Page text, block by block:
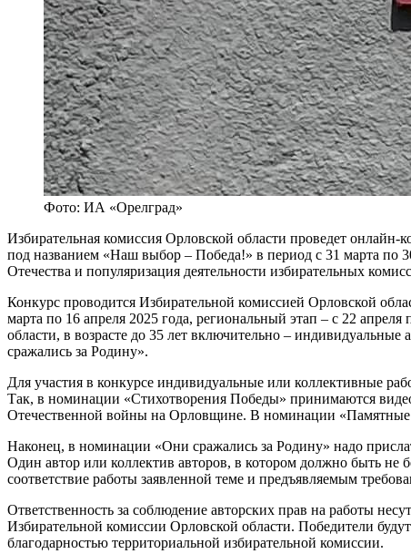
Фото: ИА «Орелград»
Избирательная комиссия Орловской области проведет
под названием «Наш выбор – Победа!» в период с 31 марта по
Отечества и популяризация деятельности избирательных
Конкурс проводится Избирательной комиссией Орловской
марта по 16 апреля 2025 года, региональный этап – с 22
области, в возрасте до 35 лет включительно –
сражались за Родину».
Для участия в конкурсе индивидуальные или коллективные
Так, в номинации «Стихотворения Победы» принимаются
Отечественной войны на Орловщине. В номинации «Памятные
Наконец, в номинации «Они сражались за Родину» надо
Один автор или коллектив авторов, в котором должно быть
соответствие работы заявленной теме и предъявляемым
Ответственность за соблюдение авторских прав на работы
Избирательной комиссии Орловской области. Победители
благодарностью территориальной избирательной комиссии.